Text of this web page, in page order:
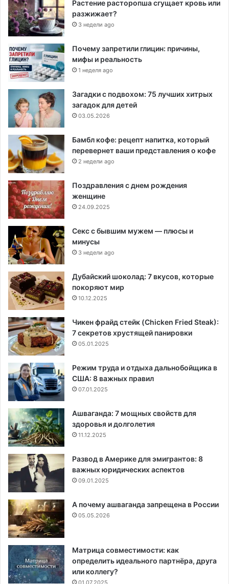
Растение расторопша сгущает кровь или
разжижает?
3 недели ago
Почему запретили глицин: причины,
мифы и реальность
1 неделя ago
Загадки с подвохом: 75 лучших хитрых
загадок для детей
03.05.2026
Бамбл кофе: рецепт напитка, который
перевернет ваши представления о кофе
2 недели ago
Поздравления с днем рождения
женщине
24.09.2025
Секс с бывшим мужем — плюсы и
минусы
3 недели ago
Дубайский шоколад: 7 вкусов, которые
покоряют мир
10.12.2025
Чикен фрайд стейк (Chicken Fried Steak):
7 секретов хрустящей панировки
05.01.2025
Режим труда и отдыха дальнобойщика в
США: 8 важных правил
07.01.2025
Ашваганда: 7 мощных свойств для
здоровья и долголетия
11.12.2025
Развод в Америке для эмигрантов: 8
важных юридических аспектов
09.01.2025
А почему ашваганда запрещена в России
05.05.2026
Матрица совместимости: как
определить идеального партнёра, друга
или коллегу?
01.07.2025